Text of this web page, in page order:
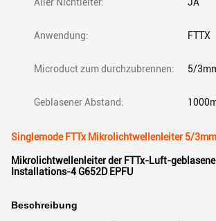
Anwendung: FTTX
Microduct zum durchzubrennen: 5/
Geblasener Abstand:
Singlemode FTTx Mikrolichtwellenleiter 5/3mm
Mikrolichtwellenleiter der FTTx-Luft-
Installations-4 G652D EPFU
Beschreibung